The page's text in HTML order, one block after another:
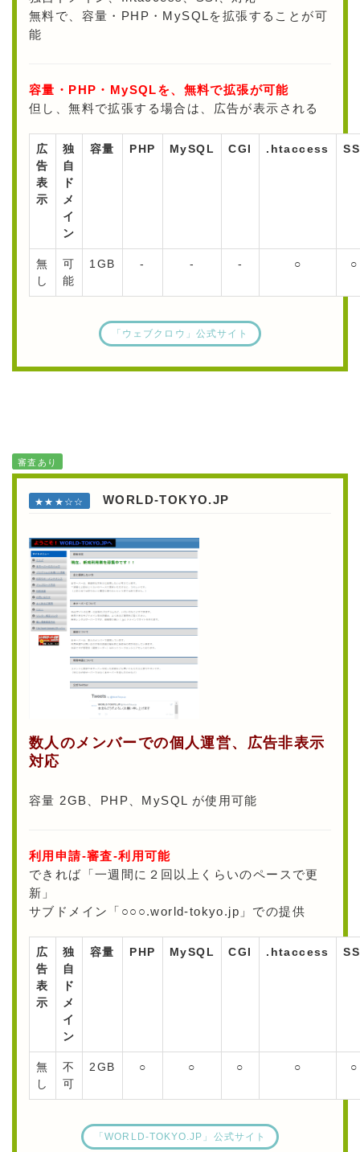
無料で、容量・PHP・MySQLを拡張することが可
能
容量・PHP・MySQLを、無料で拡張が可能
但し、無料で拡張する場合は、広告が表示される
広
告
表
示
独
自
ド
メ
イ
ン
容量 PHP MySQL CGI .htaccess
無
し
可
能
1GB - - - ○ ○
「ウェブクロウ」公式サイト
審査あり
★★★☆☆ WORLD-TOKYO.JP
数人のメンバーでの個人運営、広告非表示
対応
容量 2GB、PHP、MySQL が使用可能
利用申請-審査-利用可能
できれば「一週間に２回以上くらいのペースで更
新」
サブドメイン「○○○.world-tokyo.jp」での提供
広
告
表
示
独
自
ド
メ
イ
ン
容量 PHP MySQL CGI .htaccess
無
し
不
可
2GB ○ ○ ○ ○ ○
「WORLD-TOKYO.JP」公式サイト